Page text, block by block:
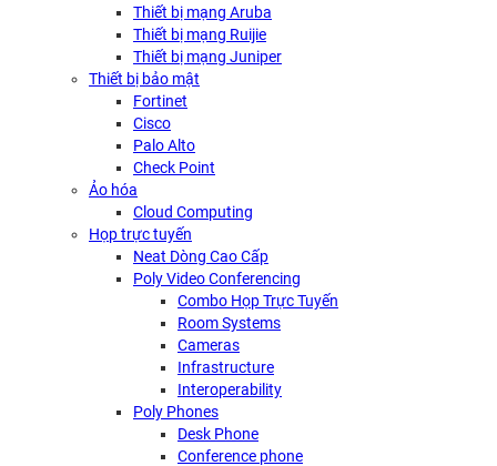
Thiết bị mạng Aruba
Thiết bị mạng Ruijie
Thiết bị mạng Juniper
Thiết bị bảo mật
Fortinet
Cisco
Palo Alto
Check Point
Ảo hóa
Cloud Computing
Họp trực tuyến
Neat Dòng Cao Cấp
Poly Video Conferencing
Combo Họp Trực Tuyến
Room Systems
Cameras
Infrastructure
Interoperability
Poly Phones
Desk Phone
Conference phone